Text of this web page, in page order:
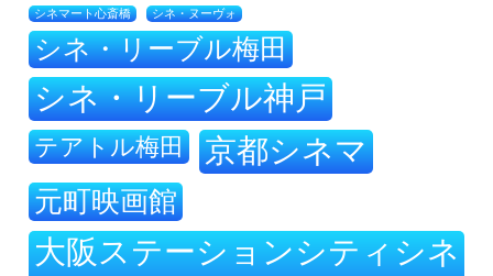
シネマート心斎橋 シネ・ヌーヴォ
シネ・リーブル梅田
シネ・リーブル神戸
テアトル梅田 京都シネマ
元町映画館
大阪ステーションシティシネ